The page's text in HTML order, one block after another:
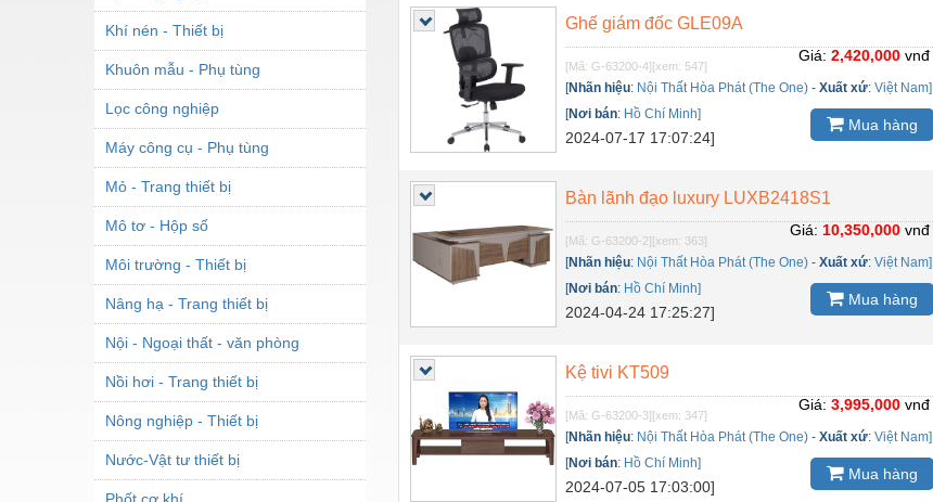
Khí nén - Thiết bị
Khuôn mẫu - Phụ tùng
Lọc công nghiệp
Máy công cụ - Phụ tùng
Mỏ - Trang thiết bị
Mô tơ - Hộp số
Môi trường - Thiết bị
Nâng hạ - Trang thiết bị
Nội - Ngoại thất - văn phòng
Nồi hơi - Trang thiết bị
Nông nghiệp - Thiết bị
Nước-Vật tư thiết bị
Phốt cơ khí
Ghế giám đốc GLE09A
[Mã: G-63200-4][xem: 547]
[Nhãn hiệu: Nội Thất Hòa Phát (The One) -Xuất xứ:Việt Nam]
[Nơi bán: Hồ Chí Minh]
2024-07-17 17:07:24]
Giá: 2,420,000vnđ
Mua hàng
Bàn lãnh đạo luxury LUXB2418S1
[Mã: G-63200-2][xem: 363]
[Nhãn hiệu: Nội Thất Hòa Phát (The One) -Xuất xứ:Việt Nam]
[Nơi bán: Hồ Chí Minh]
2024-04-24 17:25:27]
Giá: 10,350,000vnđ
Mua hàng
Kệ tivi KT509
[Mã: G-63200-3][xem: 347]
[Nhãn hiệu: Nội Thất Hòa Phát (The One) -Xuất xứ:Việt Nam]
[Nơi bán: Hồ Chí Minh]
2024-07-05 17:03:00]
Giá: 3,995,000vnđ
Mua hàng